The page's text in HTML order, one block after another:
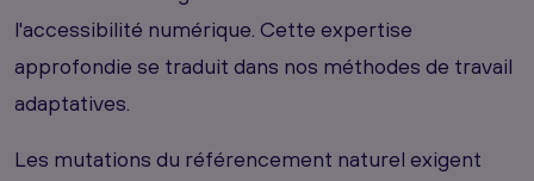
l'accessibilité numérique. Cette expertise
approfondie se traduit dans nos méthodes de travail
adaptatives.
Les mutations du référencement naturel exigent